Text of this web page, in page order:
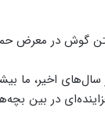
گوش در معرض
اخیر، ما
در بین